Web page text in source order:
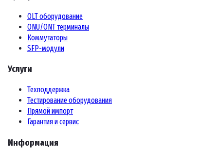
OLT оборудование
ONU/ONT терминалы
Коммутаторы
SFP-модули
Услуги
Техподдержка
Тестирование оборудования
Прямой импорт
Гарантия и сервис
Информация